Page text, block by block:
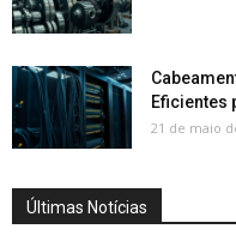
Eficientes
21 de maio
Últimas Notícias